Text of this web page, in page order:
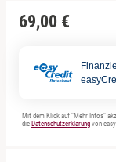
69,00 €
Mit dem Klick auf "Mehr Infos"
die Datenschutzerklärung von
Sachsen-Anhalt
Schleswig-Holstein
Whisky Tasting